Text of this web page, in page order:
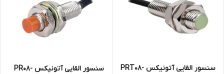
سنسور القایی آتونیکس PRT08-
سنسور القایی آتونیکس PR08-